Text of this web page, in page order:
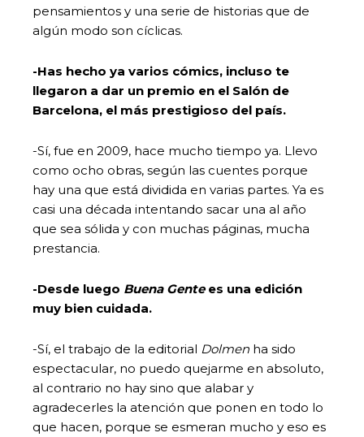
pensamientos y una serie de historias que de
algún modo son cíclicas.
-Has hecho ya varios cómics, incluso te
llegaron a dar un premio en el Salón de
Barcelona, el más prestigioso del país.
-Sí, fue en 2009, hace mucho tiempo ya. Llevo
como ocho obras, según las cuentes porque
hay una que está dividida en varias partes. Ya es
casi una década intentando sacar una al año
que sea sólida y con muchas páginas, mucha
prestancia.
-Desde luego Buena Gentees una edición
muy bien cuidada.
-Sí, el trabajo de la editorial Dolmen ha sido
espectacular, no puedo quejarme en absoluto,
al contrario no hay sino que alabar y
agradecerles la atención que ponen en todo lo
que hacen, porque se esmeran mucho y eso es